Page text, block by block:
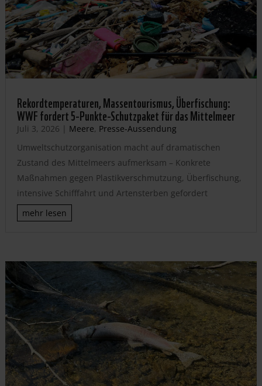
Rekordtemperaturen, Massentourismus, Überfischung:
WWF fordert 5-Punkte-Schutzpaket für das Mittelmeer
Juli 3, 2026 | Meere, Presse-Aussendung
Umweltschutzorganisation macht auf dramatischen
Zustand des Mittelmeers aufmerksam – Konkrete
Maßnahmen gegen Plastikverschmutzung, Überfischung,
intensive Schifffahrt und Artensterben gefordert
mehr lesen